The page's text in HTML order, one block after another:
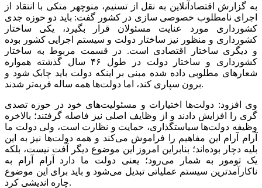
به گزارش اقتصادآنلاین به نقل از تسنیم، منوچهر متکی با انتقاد از
اجرای نامطلوب خصوصی سازی در کشور گفت: باید دو حوزه جدی
کشورداری مورد عنایت مسئولان قرار بگیرد، یکی ساختار
کشورداری و منظور نیز ساختار دولت و سیستم اجرایی کشور بوده
و دیگری ساختار اقتصادی است. در قسمت مربوط به ساختار
کشورداری و ساختار دولت در طول ۴۶ سال گذشته همواره
شعار‌های مطلوبی داده شده مبنی بر اینکه دولت باید چابک شود و
برون سپاری کند، اما دولت‌ها همه ساله فربه‌تر شدند.
وی افزود: دولت‌ها اختیارات و مسئولیت‌های خود در حوزه تصدی
گری را افزایش دادند و از وظایف اصلی نیز فاصله گرفتند؛ بالاخره
وظیفه دولت‌ها سیاستگذاری، حمایت و نظارت است، ولی دولت ما
آرام آرام این مفاهیم را فراموش می‌کند و همه دولت‌ها نیز به این
بلیه دچار بوده‌اند؛ بنابراین امروز این موضوع دیگر آفت نیست، بلکه
یک تومور به شمار می‌رود؛ یعنی دولت ما دارد آرام آرام به
ناکارآمدترین سیستم عملیاتی تبدیل می‌شود و باید برای این موضوع
چاره اندیشی کرد.